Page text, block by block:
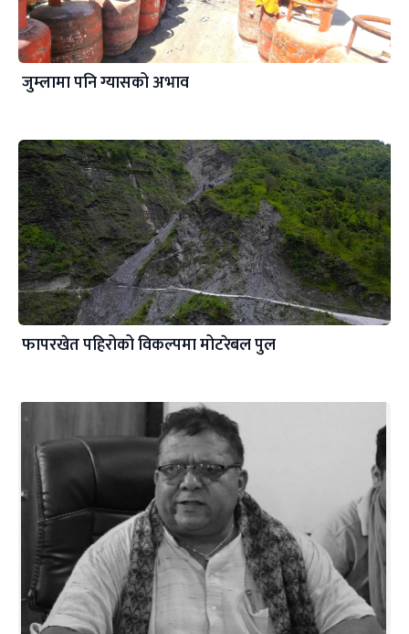
जुम्लामा पनि ग्यासको अभाव
फापरखेत पहिरोको विकल्पमा मोटरेबल पुल